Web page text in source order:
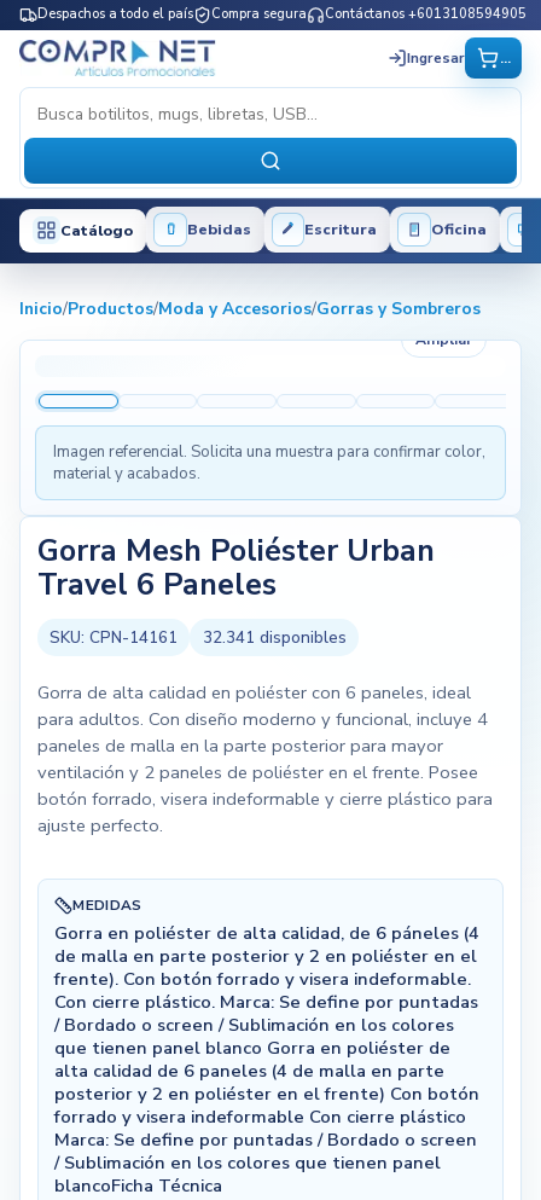
Despachos a todo el país Compra segura Contáctanos +6013108594905
Ingresar ...
Catálogo Bebidas Escritura Oficina
Inicio/Productos/Moda y Accesorios/Gorras y Sombreros
Ampliar
Imagen referencial. Solicita una muestra para confirmar color,
material y acabados.
Gorra Mesh Poliéster Urban
Travel 6 Paneles
SKU: CPN-14161 32.341 disponibles
Gorra de alta calidad en poliéster con 6 paneles, ideal
para adultos. Con diseño moderno y funcional, incluye 4
paneles de malla en la parte posterior para mayor
ventilación y 2 paneles de poliéster en el frente. Posee
botón forrado, visera indeformable y cierre plástico para
ajuste perfecto.
MEDIDAS
Gorra en poliéster de alta calidad, de 6 páneles (4
de malla en parte posterior y 2 en poliéster en el
frente). Con botón forrado y visera indeformable.
Con cierre plástico. Marca: Se define por puntadas
/ Bordado o screen / Sublimación en los colores
que tienen panel blanco Gorra en poliéster de
alta calidad de 6 paneles (4 de malla en parte
posterior y 2 en poliéster en el frente) Con botón
forrado y visera indeformable Con cierre plástico
Marca: Se define por puntadas / Bordado o screen
/ Sublimación en los colores que tienen panel
blancoFicha Técnica